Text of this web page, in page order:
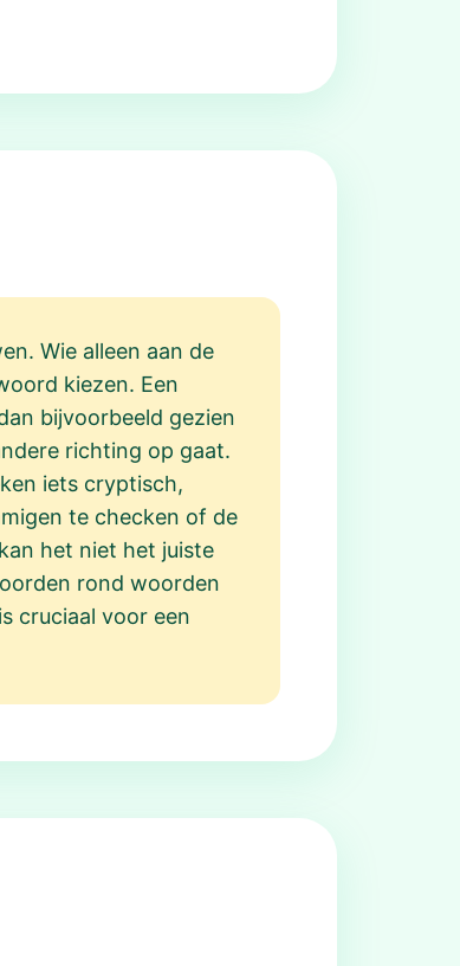
Wie alleen aan de
kiezen. Een
bijvoorbeeld gezien
richting op gaat.
iets cryptisch,
te checken of de
het niet het juiste
rond woorden
cruciaal voor een